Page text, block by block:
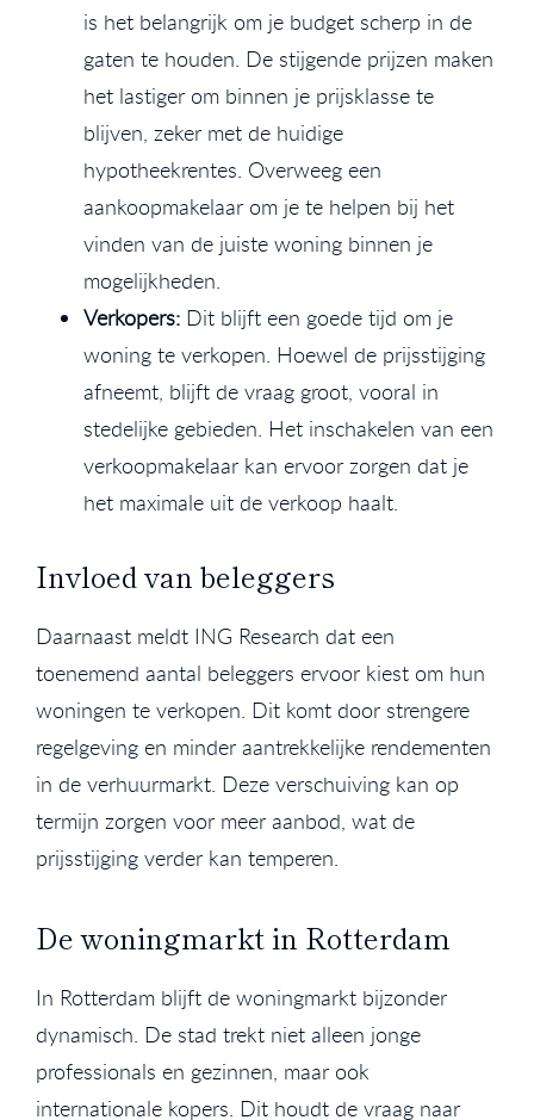
is het belangrijk om je budget scherp in de
gaten te houden. De stijgende prijzen maken
het lastiger om binnen je prijsklasse te
blijven, zeker met de huidige
hypotheekrentes. Overweeg een
aankoopmakelaar om je te helpen bij het
vinden van de juiste woning binnen je
mogelijkheden.
Verkopers: Dit blijft een goede tijd om je
woning te verkopen. Hoewel de prijsstijging
afneemt, blijft de vraag groot, vooral in
stedelijke gebieden. Het inschakelen van een
verkoopmakelaar kan ervoor zorgen dat je
het maximale uit de verkoop haalt.
Invloed van beleggers
Daarnaast meldt ING Research dat een
toenemend aantal beleggers ervoor kiest om hun
woningen te verkopen. Dit komt door strengere
regelgeving en minder aantrekkelijke rendementen
in de verhuurmarkt. Deze verschuiving kan op
termijn zorgen voor meer aanbod, wat de
prijsstijging verder kan temperen.
De woningmarkt in Rotterdam
In Rotterdam blijft de woningmarkt bijzonder
dynamisch. De stad trekt niet alleen jonge
professionals en gezinnen, maar ook
internationale kopers. Dit houdt de vraag naar